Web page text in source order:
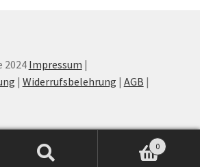
2024 Impressum |
| Widerrufsbelehrung | AGB |
0